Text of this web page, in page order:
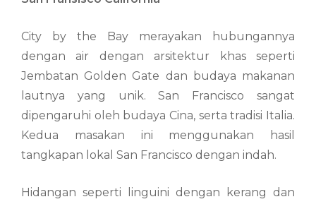
City by the Bay merayakan hubungannya
dengan air dengan arsitektur khas seperti
Jembatan Golden Gate dan budaya makanan
lautnya yang unik. San Francisco sangat
dipengaruhi oleh budaya Cina, serta tradisi Italia.
Kedua masakan ini menggunakan hasil
tangkapan lokal San Francisco dengan indah.
Hidangan seperti linguini dengan kerang dan